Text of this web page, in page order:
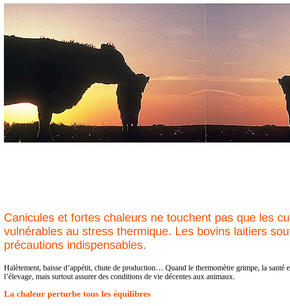
Canicules et fortes chaleurs ne touchent pas que les
vulnérables au stress thermique. Les bovins laitiers
précautions indispensables.
Halètement, baisse d’appétit, chute de production… Quand le thermomètre grimpe, la
l’élevage, mais surtout assurer des conditions de vie décentes aux animaux.
La chaleur perturbe tous les équilibres